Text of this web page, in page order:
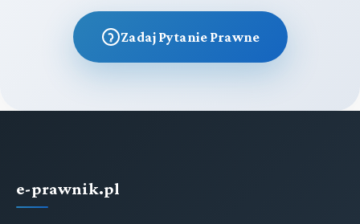
Zadaj Pytanie Prawne
e-prawnik.pl